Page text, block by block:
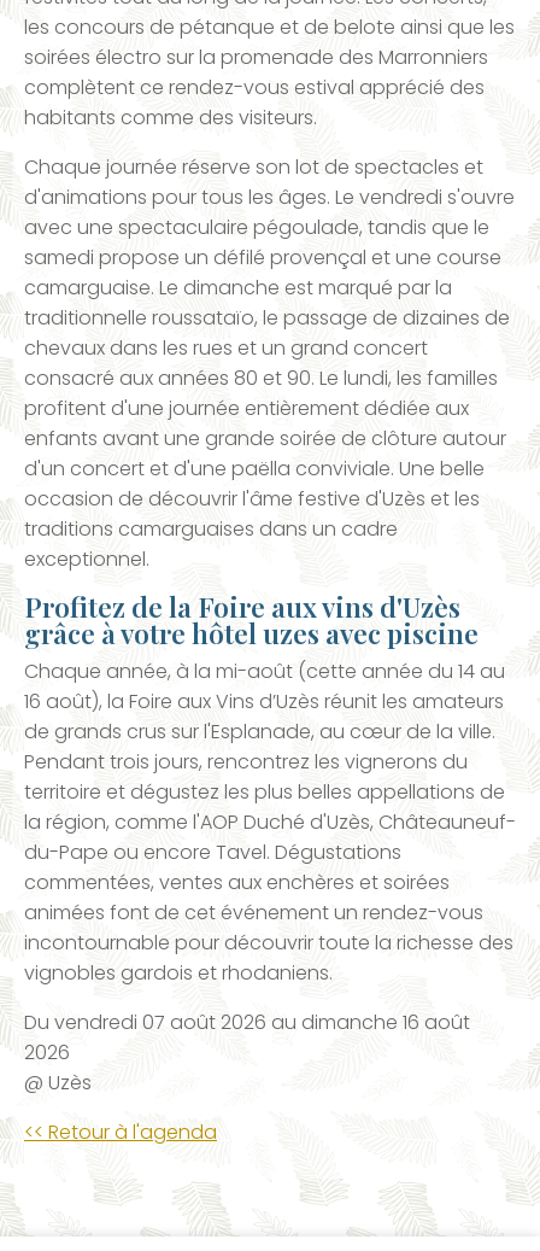
les concours de pétanque et de belote ainsi que les
soirées électro sur la promenade des Marronniers
complètent ce rendez-vous estival apprécié des
habitants comme des visiteurs.
Chaque journée réserve son lot de spectacles et
d'animations pour tous les âges. Le vendredi s'ouvre
avec une spectaculaire pégoulade, tandis que le
samedi propose un défilé provençal et une course
camarguaise. Le dimanche est marqué par la
traditionnelle roussataïo, le passage de dizaines de
chevaux dans les rues et un grand concert
consacré aux années 80 et 90. Le lundi, les familles
profitent d'une journée entièrement dédiée aux
enfants avant une grande soirée de clôture autour
d'un concert et d'une paëlla conviviale. Une belle
occasion de découvrir l'âme festive d'Uzès et les
traditions camarguaises dans un cadre
exceptionnel.
Profitez de la Foire aux vins d'Uzès
grâce à votre hôtel uzes avec piscine
Chaque année, à la mi-août (cette année du 14 au
16 août), la Foire aux Vins d’Uzès réunit les amateurs
de grands crus sur l'Esplanade, au cœur de la ville.
Pendant trois jours, rencontrez les vignerons du
territoire et dégustez les plus belles appellations de
la région, comme l'AOP Duché d'Uzès, Châteauneuf-
du-Pape ou encore Tavel. Dégustations
commentées, ventes aux enchères et soirées
animées font de cet événement un rendez-vous
incontournable pour découvrir toute la richesse des
vignobles gardois et rhodaniens.
Du vendredi 07 août 2026 au dimanche 16 août
2026
@ Uzès
<< Retour à l'agenda